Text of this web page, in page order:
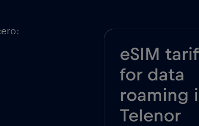
eSIM
for data
roaming
Telenor